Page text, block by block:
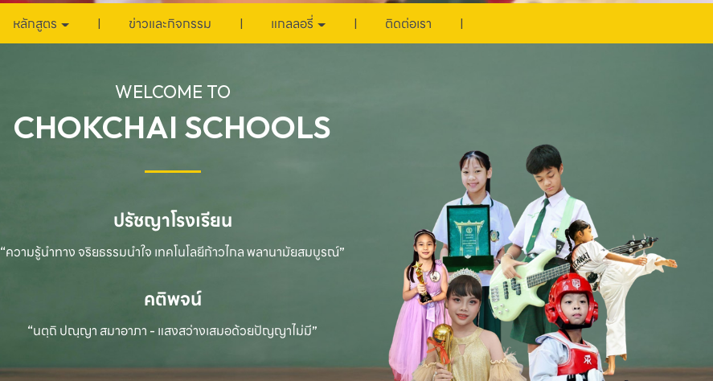
หลักสูตร ข่าวและกิจกรรม แกลลอรี่ ติดต่อเรา
WELCOME TO
CHOKCHAI SCHOOLS
ปรัชญาโรงเรียน
“ความรู้นำทาง จริยธรรมนำใจ เทคโนโลยีก้าวไกลพลานามัยสมบูรณ์”
คติพจน์
“นตฺถิ ปณฺญา สมาอาภา - แสงสว่างเสมอด้วยปัญญาไม่มี”